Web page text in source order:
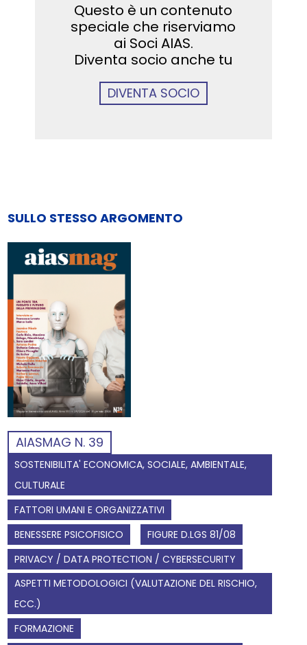
Questo è un contenuto
speciale che riserviamo
ai Soci AIAS.
Diventa socio anche tu
DIVENTA SOCIO
SULLO STESSO ARGOMENTO
AIASMAG N. 39
SOSTENIBILITA' ECONOMICA, SOCIALE, AMBIENTALE,
CULTURALE
FATTORI UMANI E ORGANIZZATIVI
BENESSERE PSICOFISICO
FIGURE D.LGS 81/08
PRIVACY / DATA PROTECTION / CYBERSECURITY
ASPETTI METODOLOGICI (VALUTAZIONE DEL RISCHIO,
ECC.)
FORMAZIONE